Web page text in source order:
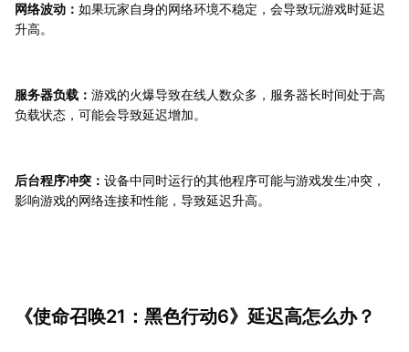
网络波动： 如果玩家自身的网络环境不稳定，会导致玩游戏时延迟
升高。
服务器负载： 游戏的火爆导致在线人数众多，服务器长时间处于高
负载状态，可能会导致延迟增加。
后台程序冲突： 设备中同时运行的其他程序可能与游戏发生冲突，
影响游戏的网络连接和性能，导致延迟升高。
《使命召唤21：黑色行动6》延迟高怎么办？